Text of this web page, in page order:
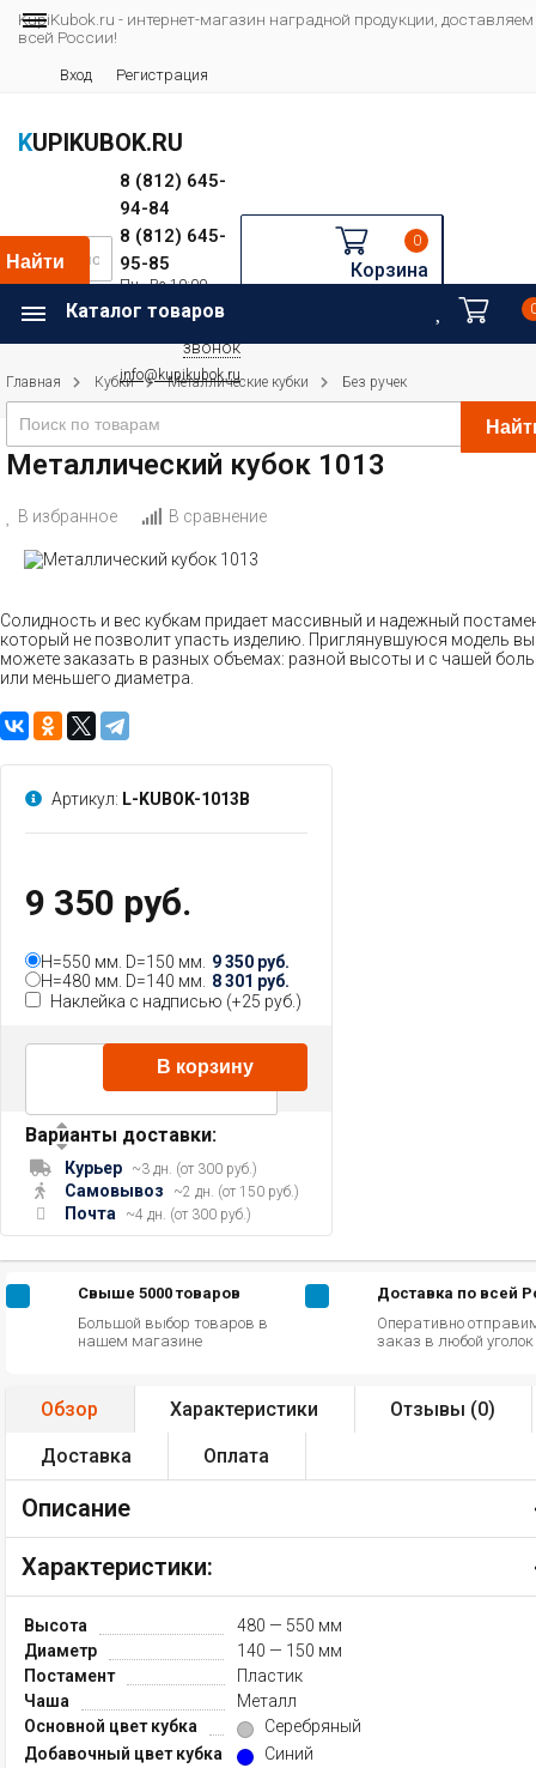
KupiKubok.ru - интернет-магазин наградной продукции,
всей России!
Вход Регистрация
KUPIKUBOK.RU
Найти
Футбол
8 (812) 645-
94-84
8 (812) 645-
95-85
Пн—Вс 10:00—
Заказать
звонок
info@kupikubok.ru
0
Корзина
Каталог товаров
Главная Кубки Металлические кубки Без ручек
Металлический кубок 1013
В избранное В сравнение
Солидность и вес кубкам придает массивный и надежный
который не позволит упасть изделию. Приглянувшуюся модель вы
можете заказать в разных объемах: разной высоты и с чашей
или меньшего диаметра.
Артикул: L-KUBOK-1013B
9 350 руб.
H=550 мм. D=150 мм.
9 350 руб.
H=480 мм. D=140 мм.
8 301 руб.
Наклейка с надписью (+25 руб. )
В корзину
Варианты доставки:
Курьер ~3 дн. (от 300 руб.)
Самовывоз ~2 дн. (от 150 руб.)
Почта ~4 дн. (от 300 руб.)
Свыше 5000 товаров
Большой выбор товаров в
нашем магазине
Доставка по всей
Оперативно
заказ в любой
Обзор Характеристики Отзывы (0)
Доставка Оплата
Описание
Характеристики:
Высота
480 — 550 мм
Диаметр
140 — 150 мм
Постамент
Пластик
Чаша
Металл
Основной цвет кубка
Серебряный
Добавочный цвет кубка
Синий